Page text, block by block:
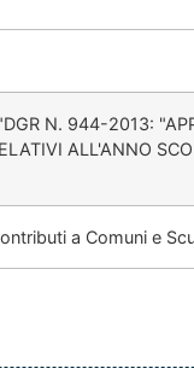
N. 944-2013:
ALL'ANNO
a Comuni e